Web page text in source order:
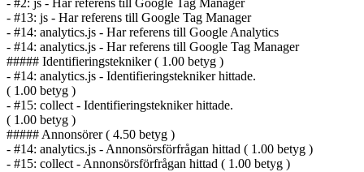
- #2: js - Har referens till Google Tag Manager
- #13: js - Har referens till Google Tag Manager
- #14: analytics.js - Har referens till Google Analytics
- #14: analytics.js - Har referens till Google Tag Manager
##### Identifierings­tekniker ( 1.00 betyg )
- #14: analytics.js - Identifierings­tekniker hittade.
( 1.00 betyg )
- #15: collect - Identifierings­tekniker hittade.
( 1.00 betyg )
##### Annonsörer ( 4.50 betyg )
- #14: analytics.js - Annonsörs­förfrågan hittad ( 1.00 betyg )
- #15: collect - Annonsörs­förfrågan hittad ( 1.00 betyg )